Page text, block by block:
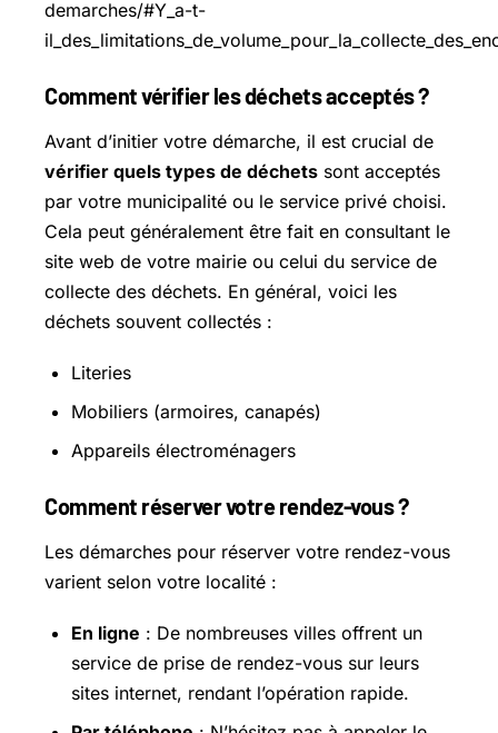
demarches/#Y_a-t-
Comment vérifier les déchets acceptés ?
Avant d’initier votre démarche, il est crucial de
vérifier quels types de déchets sont acceptés
par votre municipalité ou le service privé choisi.
Cela peut généralement être fait en consultant le
site web de votre mairie ou celui du service de
collecte des déchets. En général, voici les
déchets souvent collectés :
Literies
Mobiliers (armoires, canapés)
Appareils électroménagers
Comment réserver votre rendez-vous ?
Les démarches pour réserver votre rendez-vous
varient selon votre localité :
En ligne : De nombreuses villes offrent un
service de prise de rendez-vous sur leurs
sites internet, rendant l’opération rapide.